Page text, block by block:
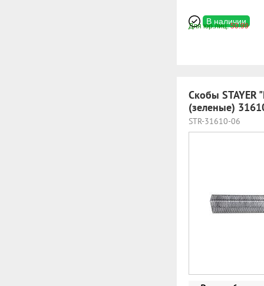
В наличии
Для юр.лиц:50.99
Скобы STAYER
(зеленые)
STR-31610-06